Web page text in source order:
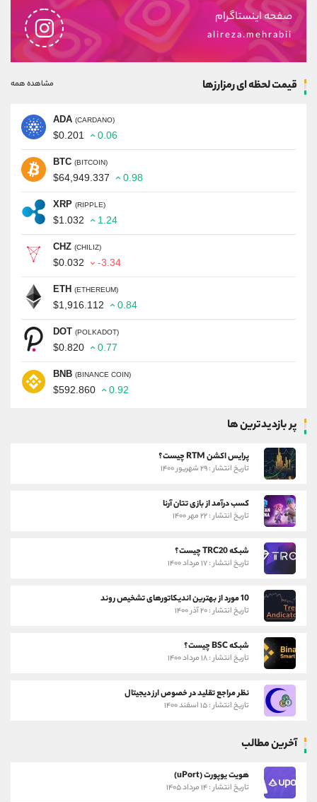
صفحه اینستاگرام
alireza.mehrabii
قیمت لحظه ای رمزارزها مشاهده همه
ADA (CARDANO)
$0.201 0.06
BTC (BITCOIN)
$64,949.337 0.98
XRP (RIPPLE)
$1.032 1.24
CHZ (CHILIZ)
$0.032 -3.34
ETH (ETHEREUM)
$1,916.112 0.84
DOT (POLKADOT)
$0.820 0.77
BNB (BINANCE COIN)
$592.860 0.92
پر بازدیدترین ها
پرایس اکشن RTM چیست؟
تاریخ انتشار : ۲۹ شهریور ۱۴۰۰
کسب درآمد از بازی تتان آرنا
تاریخ انتشار : ۲۲ مهر ۱۴۰۰
شبکه TRC20 چیست؟
تاریخ انتشار : ۱۷ مرداد ۱۴۰۰
10 مورد از بهترین اندیکاتورهای تشخیص روند
تاریخ انتشار : ۲۰ آذر ۱۴۰۰
شبکه BSC چیست؟
تاریخ انتشار : ۱۸ مرداد ۱۴۰۰
نظر مراجع تقلید در خصوص ارز دیجیتال
تاریخ انتشار : ۱۵ اسفند ۱۴۰۰
آخرین مطالب
هویت یوپورت (uPort)
تاریخ انتشار : ۱۴ مرداد ۱۴۰۵